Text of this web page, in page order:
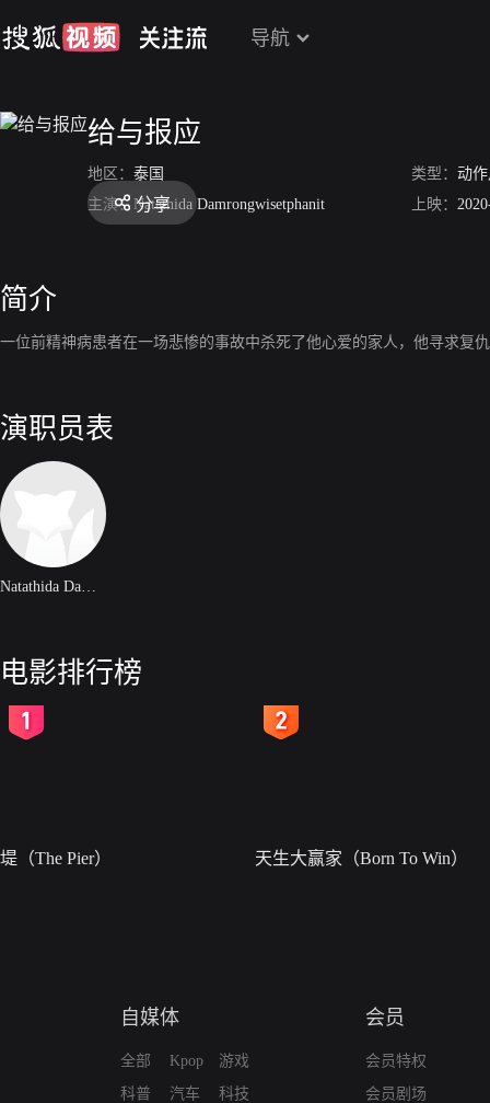
导航
给与报应
地区： 泰国 类型： 动
主演： Natathida Damrongwisetphanit 上映：
分享
简介
一位前精神病患者在一场悲惨的事故中杀死了他心爱的家人，他寻求复
演职员表
Natathida Damrongwisetphanit
电影排行榜
堤（The Pier） 天生大赢家（Born To Win）
自媒体
全部
科普
Kpop
汽车
游戏
科技
会员
会员特权
会员剧场